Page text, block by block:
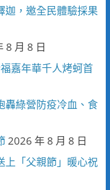
迦，邀全民體驗採果
8 月 8 日
嘉年華千人烤蚵首
轟綠營防疫冷血、食
2026 年 8 月 8 日
上「父親節」暖心祝